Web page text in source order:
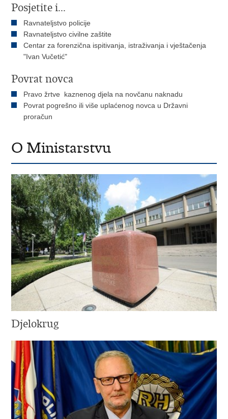
Posjetite i...
Ravnateljstvo policije
Ravnateljstvo civilne zaštite
Centar za forenzična ispitivanja, istraživanja i vještačenja
"Ivan Vučetić"
Povrat novca
Pravo žrtve kaznenog djela na novčanu naknadu
Povrat pogrešno ili više uplaćenog novca u Državni
proračun
O Ministarstvu
Djelokrug